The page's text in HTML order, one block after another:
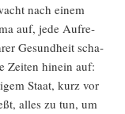
nach einem
auf, jede Auf­re­
Gesund­heit scha­
Zei­ten hin­ein auf:
Staat, kurz vor
alles zu tun, um